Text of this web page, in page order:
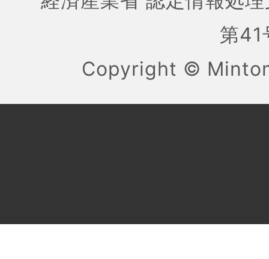
第
Copyright ©